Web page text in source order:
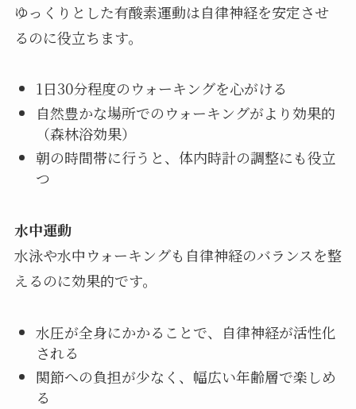
ゆっくりとした有酸素運動は自律神経を安定させ
るのに役立ちます。
1日30分程度のウォーキングを心がける
自然豊かな場所でのウォーキングがより効果的
（森林浴効果）
朝の時間帯に行うと、体内時計の調整にも役立
つ
水中運動
水泳や水中ウォーキングも自律神経のバランスを整
えるのに効果的です。
水圧が全身にかかることで、自律神経が活性化
される
関節への負担が少なく、幅広い年齢層で楽しめ
る